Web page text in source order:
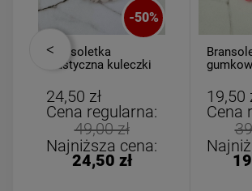
-50%
Bransoletka
elastyczna kuleczki
24,50 zł
Cena regularna:
49,00 zł
Najniższa cena:
24,50 zł
19,50
Cena